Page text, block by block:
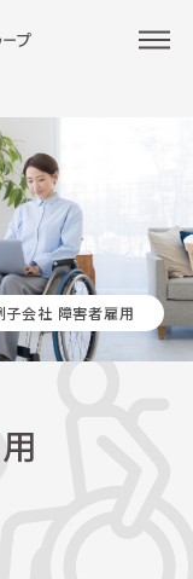
子会社 障害者雇用